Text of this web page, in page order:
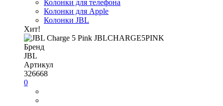
Колонки для телефона
Колонки для Apple
Колонки JBL
Хит!
Бренд
JBL
Артикул
326668
0